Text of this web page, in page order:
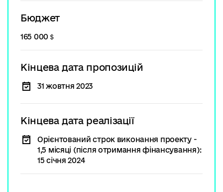
Бюджет
165 000＄
Кінцева дата пропозицій
31 жовтня 2023
Кінцева дата реалізації
Орієнтований строк виконання проекту -
1,5 місяці (після отримання фінансування):
15 січня 2024